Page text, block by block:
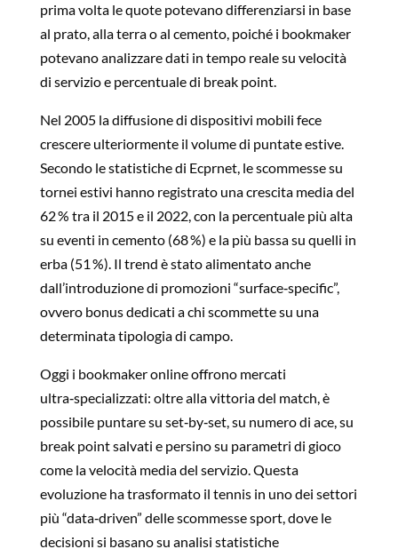
prima volta le quote potevano differenziarsi in base
al prato, alla terra o al cemento, poiché i bookmaker
potevano analizzare dati in tempo reale su velocità
di servizio e percentuale di break point.
Nel 2005 la diffusione di dispositivi mobili fece
crescere ulteriormente il volume di puntate estive.
Secondo le statistiche di Ecprnet, le scommesse su
tornei estivi hanno registrato una crescita media del
62 % tra il 2015 e il 2022, con la percentuale più alta
su eventi in cemento (68 %) e la più bassa su quelli in
erba (51 %). Il trend è stato alimentato anche
dall’introduzione di promozioni “surface‑specific”,
ovvero bonus dedicati a chi scommette su una
determinata tipologia di campo.
Oggi i bookmaker online offrono mercati
ultra‑specializzati: oltre alla vittoria del match, è
possibile puntare su set‑by‑set, su numero di ace, su
break point salvati e persino su parametri di gioco
come la velocità media del servizio. Questa
evoluzione ha trasformato il tennis in uno dei settori
più “data‑driven” delle scommesse sport, dove le
decisioni si basano su analisi statistiche